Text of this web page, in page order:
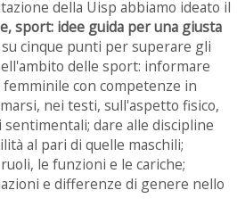
della Uisp abbiamo ideato il
sport: idee guida per una giusta
su cinque punti per superare gli
delle sport: informare
con competenze in
nei testi, sull'aspetto fisico,
dare alle discipline
al pari di quelle maschili;
le funzioni e le cariche;
e differenze di genere nello